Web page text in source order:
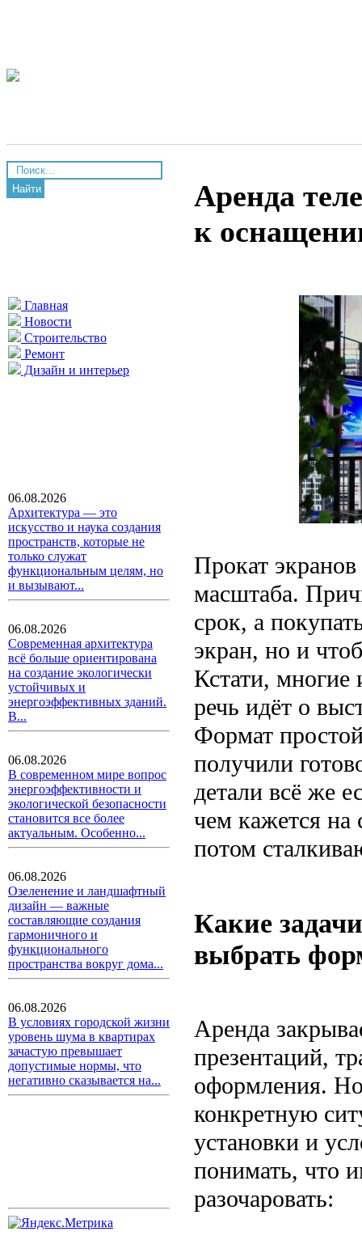
Найти
Главная
Новости
Строительство
Ремонт
Дизайн и интерьер
06.08.2026
Архитектура — это
искусство и наука создания
пространств, которые не
только служат
функциональным целям, но
и вызывают...
06.08.2026
Современная архитектура
всё больше ориентирована
на создание экологически
устойчивых и
энергоэффективных зданий.
В...
06.08.2026
В современном мире вопрос
энергоэффективности и
экологической безопасности
становится все более
актуальным. Особенно...
06.08.2026
Озеленение и ландшафтный
дизайн — важные
составляющие создания
гармоничного и
функционального
пространства вокруг дома...
06.08.2026
В условиях городской жизни
уровень шума в квартирах
зачастую превышает
допустимые нормы, что
негативно сказывается на...
Аренда
к
Прокат
масштаба.
срок, а
экран, но и
Кстати, многие
речь идёт о
Формат
получили
детали всё же
чем кажется на
потом
Какие
выбрать
Аренда
презентаций,
оформления.
конкретную
установки и
понимать, что
разочаровать: